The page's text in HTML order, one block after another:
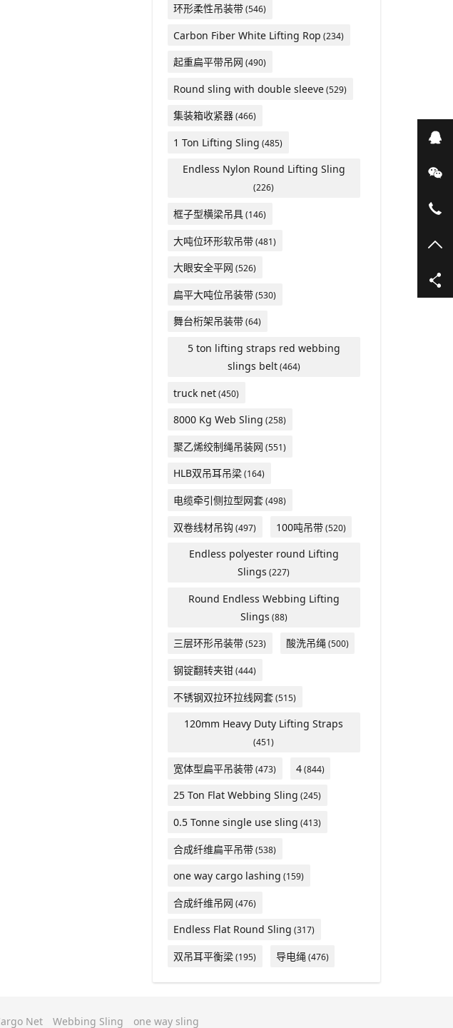
环形柔性吊装带(546)
Carbon Fiber White Lifting Rop (234)
起重扁平带吊网 (490)
Round sling with double sleeve(529)
集装箱收紧器(466)
1 Ton Lifting Sling (485)
Endless Nylon Round Lifting Sling
(226)
框子型横梁吊具(146)
大吨位环形软吊带(481)
大眼安全平网 (526)
扁平大吨位吊装带(530)
舞台桁架吊装带(64)
5 ton lifting straps red webbing
slings belt(464)
truck net(450)
8000 Kg Web Sling (258)
聚乙烯绞制绳吊装网 (551)
HLB双吊耳吊梁(164)
电缆牵引侧拉型网套(498)
双卷线材吊钩 (497) 100吨吊带(520)
Endless polyester round Lifting
Slings (227)
Round Endless Webbing Lifting
Slings (88)
三层环形吊装带(523) 酸洗吊绳(500)
钢锭翻转夹钳(444)
不锈钢双拉环拉线网套(515)
120mm Heavy Duty Lifting Straps
(451)
宽体型扁平吊装带(473) 4(844)
25 Ton Flat Webbing Sling (245)
0.5 Tonne single use sling (413)
合成纤维扁平吊带(538)
one way cargo lashing (159)
合成纤维吊网 (476)
Endless Flat Round Sling (317)
双吊耳平衡梁(195) 导电绳(476)
Net Webbing Sling one way sling
在
微